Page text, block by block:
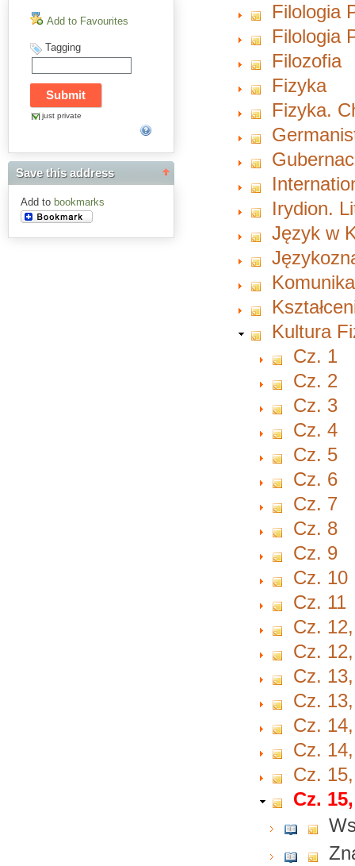
Add to Favourites
Tagging
just private
Save this address
Add to bookmarks
Filologia
Filologia
Filozofia
Fizyka
Fizyka.
Irydion.
Język w
Kultura
Cz. 1
Cz. 2
Cz. 3
Cz. 4
Cz. 5
Cz. 6
Cz. 7
Cz. 8
Cz. 9
Cz. 10
Cz. 11
Cz.
Cz.
Cz.
Cz.
Cz.
Cz.
Cz.
Cz.